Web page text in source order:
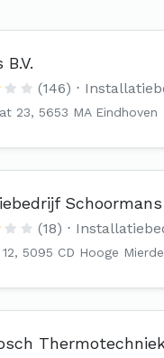
(146)
23, 5653 MA Eindhoven
Schoormans
(18)
5095 CD Hooge Mierde
Thermotechniek